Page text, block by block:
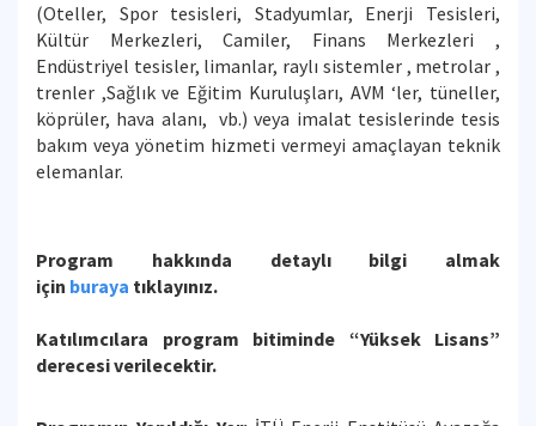
(Oteller, Spor tesisleri, Stadyumlar, Enerji Tesisleri,
Kültür Merkezleri, Camiler, Finans Merkezleri ,
Endüstriyel tesisler, limanlar, raylı sistemler , metrolar ,
trenler ,Sağlık ve Eğitim Kuruluşları, AVM ‘ler, tüneller,
köprüler, hava alanı, vb.) veya imalat tesislerinde tesis
bakım veya yönetim hizmeti vermeyi amaçlayan teknik
elemanlar.
Program hakkında detaylı bilgi almak
için buraya tıklayınız.
Katılımcılara program bitiminde “Yüksek Lisans”
derecesi verilecektir.